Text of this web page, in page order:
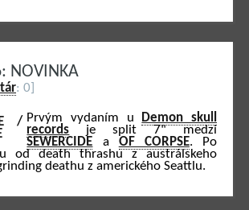
NOVINKA
: 0]
Prvým vydaním u
Demon skull
records je split 7" medzi
SEWERCIDE a OF CORPSE. Po
od death thrashu z austrálskeho
deathu z amerického Seattlu.